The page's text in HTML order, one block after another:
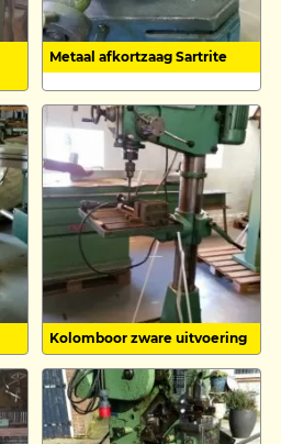
Metaal afkortzaag Sartrite
Kolomboor zware uitvoering